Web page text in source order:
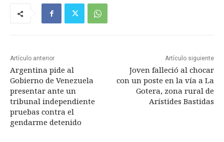
Artículo anterior
Argentina pide al
Gobierno de Venezuela
presentar ante un
tribunal independiente
pruebas contra el
gendarme detenido
Artículo siguiente
Joven falleció al chocar
con un poste en la vía a La
Gotera, zona rural de
Arístides Bastidas